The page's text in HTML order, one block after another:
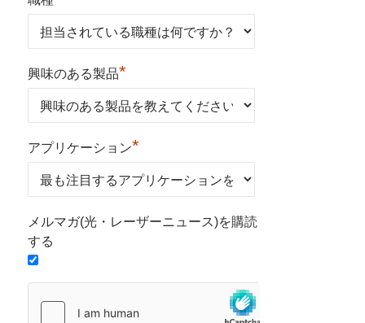
興味のある製品*
アプリケーション*
メルマガ(光・レーザーニュース)を購読
する